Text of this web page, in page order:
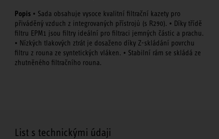
Popis • Sada obsahuje vysoce kvalitní filtrační kazety pro
přiváděný vzduch z integrovaných přístrojů (s R290). • Díky třídě
filtru EPM1 jsou filtry ideální pro filtraci jemných částic a prachu.
• Nízkých tlakových ztrát je dosaženo díky Z-skládání povrchu
filtru z rouna ze syntetických vláken. • Stabilní rám se skládá ze
zhutněného filtračního rouna.
List s technickými údaji